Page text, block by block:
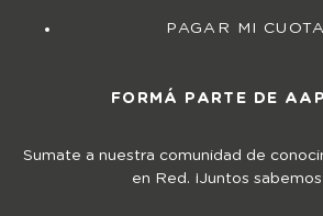
PAGAR MI CUOTA
FORMÁ PARTE DE
Sumate a nuestra comunidad de
en Red. ¡Juntos